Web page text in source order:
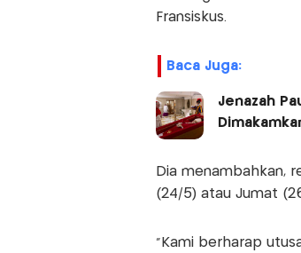
Fransiskus.
Baca Juga:
Jenazah
Dia menambahkan,
(24/5) atau Jumat
“Kami berharap